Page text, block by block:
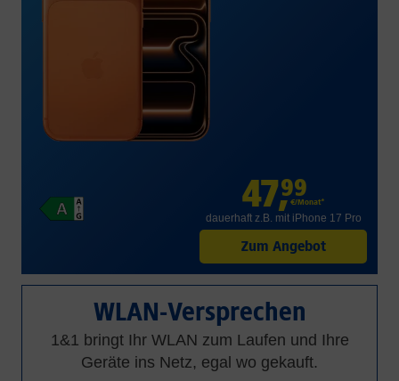
47,99
€/Monat*
dauerhaft z.B. mit iPhone 17 Pro
Zum Angebot
WLAN-Versprechen
1&1 bringt Ihr WLAN zum Laufen und Ihre
Geräte ins Netz, egal wo gekauft.